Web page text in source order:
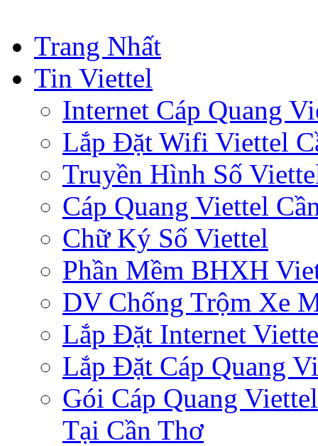
Trang Nhất
Tin Viettel
Internet Cáp Quang
Lắp Đặt Wifi Viettel
Truyền Hình Số
Cáp Quang Viettel
Chữ Ký Số Viettel
Phần Mềm BHXH
DV Chống Trộm Xe
Lắp Đặt Internet
Lắp Đặt Cáp Quang
Gói Cáp Quang
Tại Cần Thơ